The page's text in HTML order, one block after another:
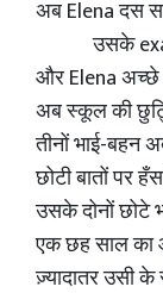
अब Elena दस
उसके
और Elena अच्छे
अब स्कूल की
तीनों भाई-बहन
छोटी बातों पर
उसके दोनों छोटे
एक छह साल का
ज़्यादातर उसी